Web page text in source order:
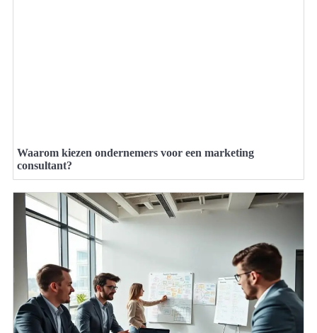
Waarom kiezen ondernemers voor een marketing
consultant?